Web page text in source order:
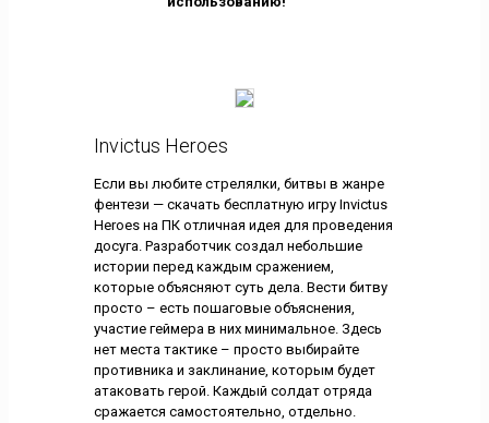
Invictus Heroes
Если вы любите стрелялки, битвы в жанре
фентези — скачать бесплатную игру Invictus
Heroes на ПК отличная идея для проведения
досуга. Разработчик создал небольшие
истории перед каждым сражением,
которые объясняют суть дела. Вести битву
просто – есть пошаговые объяснения,
участие геймера в них минимальное. Здесь
нет места тактике – просто выбирайте
противника и заклинание, которым будет
атаковать герой. Каждый солдат отряда
сражается самостоятельно, отдельно.